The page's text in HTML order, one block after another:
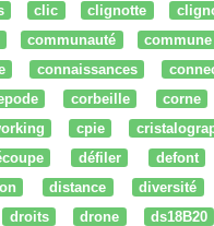
clic clignotte
communauté commune
connaissances
corbeille corne
cpie
défiler defont
distance diversité
droits drone ds18B20